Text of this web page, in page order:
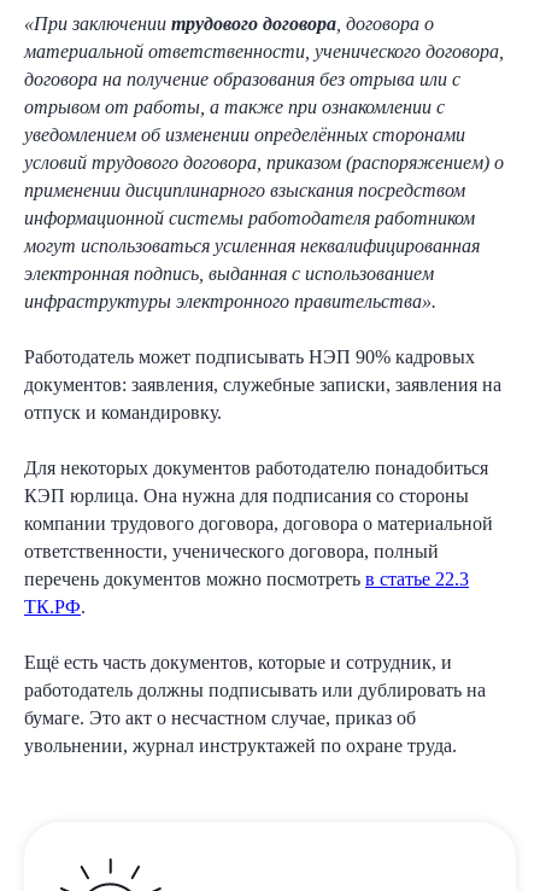
«При заключении трудового договора , договора о
материальной ответственности, ученического договора,
договора на получение образования без отрыва или с
отрывом от работы, а также при ознакомлении с
уведомлением об изменении определённых сторонами
условий трудового договора, приказом (распоряжением) о
применении дисциплинарного взыскания посредством
информационной системы работодателя работником
могут использоваться усиленная неквалифицированная
электронная подпись, выданная с использованием
инфраструктуры электронного правительства».
Работодатель может подписывать НЭП 90% кадровых
документов: заявления, служебные записки, заявления на
отпуск и командировку.
Для некоторых документов работодателю понадобиться
КЭП юрлица. Она нужна для подписания со стороны
компании трудового договора, договора о материальной
ответственности, ученического договора, полный
перечень документов можно посмотреть в статье 22.3
ТК.РФ.
Ещё есть часть документов, которые и сотрудник, и
работодатель должны подписывать или дублировать на
бумаге. Это акт о несчастном случае, приказ об
увольнении, журнал инструктажей по охране труда.